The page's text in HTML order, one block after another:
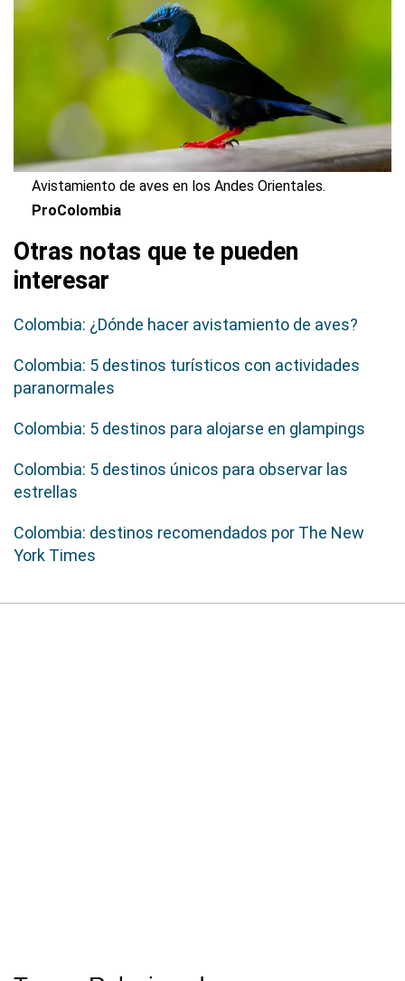
Avistamiento de aves en los Andes Orientales.
ProColombia
Otras notas que te pueden
interesar
Colombia: ¿Dónde hacer avistamiento de aves?
Colombia: 5 destinos turísticos con actividades
paranormales
Colombia: 5 destinos para alojarse en glampings
Colombia: 5 destinos únicos para observar las
estrellas
Colombia: destinos recomendados por The New
York Times